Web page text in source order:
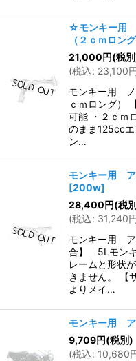
☆モンキー用
（２ｃｍロング
21,000円(税
(税込: 23,100
モンキー用 ノ
ｃｍロング）
可能 ・２ｃｍ
のまま125cc
ン…
モンキー用 ア
[200w]
28,400円(税
(税込: 31,240
モンキー用 ア
合】 5Lモンキ
レームと形状
きません。 【
よりメイ…
モンキー用 ア
9,709円(税別)
(税込: 10,680